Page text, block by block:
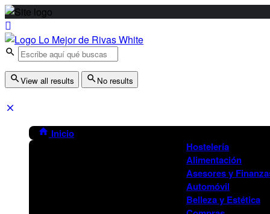
View all results No results
Inicio
Hostelería
Alimentación
Asesores y
Automóvil
Belleza y Estética